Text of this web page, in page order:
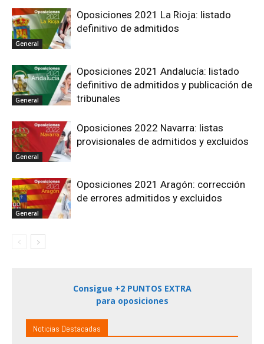
General
Oposiciones 2021 La Rioja: listado
definitivo de admitidos
General
Oposiciones 2021 Andalucía: listado
definitivo de admitidos y publicación de
tribunales
General
Oposiciones 2022 Navarra: listas
provisionales de admitidos y excluidos
General
Oposiciones 2021 Aragón: corrección
de errores admitidos y excluidos
Consigue +2 PUNTOS EXTRA
para oposiciones
Noticias Destacadas